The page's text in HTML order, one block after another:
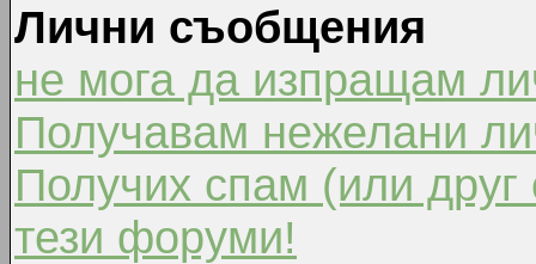
Лични съобщения
не мога да изпращам
Получавам нежелани
Получих спам (или
тези форуми!